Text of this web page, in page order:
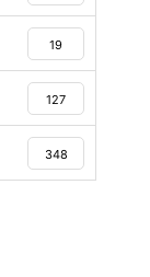
19
127
348